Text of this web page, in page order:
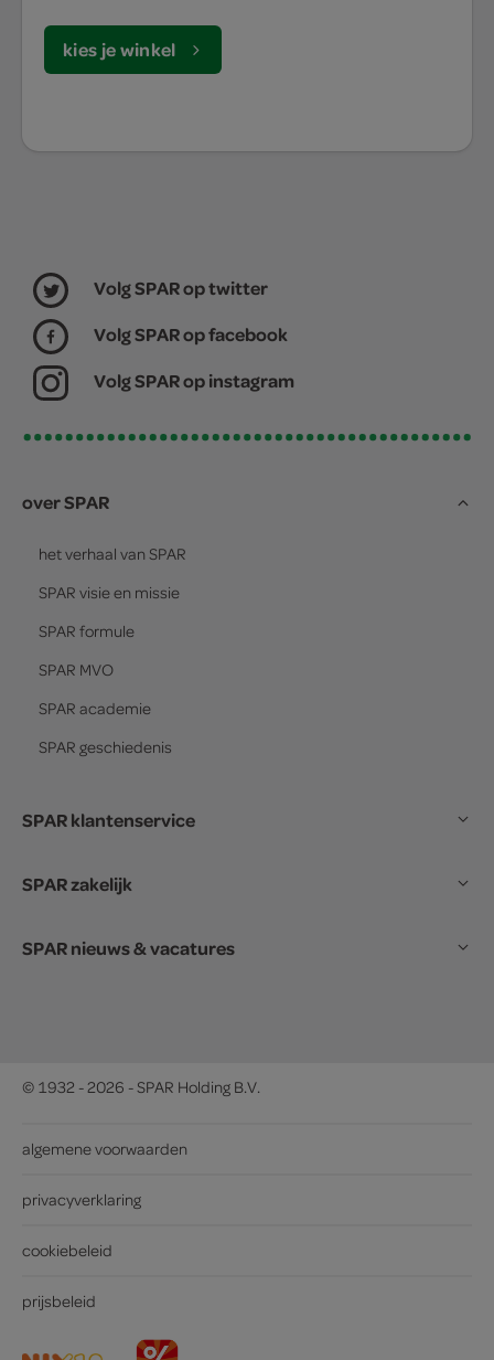
kies je winkel
Volg SPAR op twitter
Volg SPAR op facebook
Volg SPAR op instagram
over SPAR
het verhaal van SPAR
SPAR visie en missie
SPAR formule
SPAR MVO
SPAR academie
SPAR geschiedenis
SPAR klantenservice
SPAR zakelijk
SPAR nieuws & vacatures
© 1932 - 2026 - SPAR Holding B.V.
algemene voorwaarden
privacyverklaring
cookiebeleid
prijsbeleid